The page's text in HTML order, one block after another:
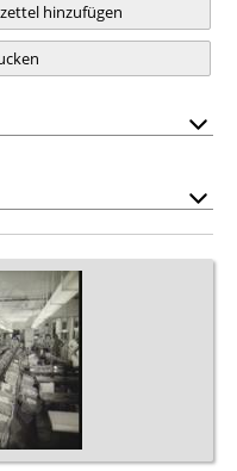
hinzufügen